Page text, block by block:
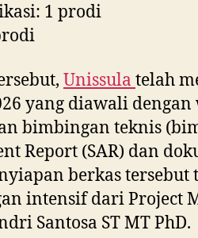
1 prodi
Unissula telah
yang diawali
bimbingan teknis
Report (SAR) dan
berkas tersebut
intensif dari Project
Santosa ST MT PhD.